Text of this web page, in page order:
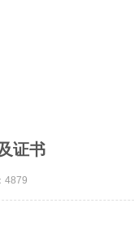
证书
4879